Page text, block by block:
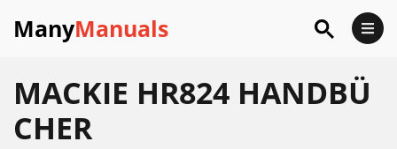
ManyManuals
MACKIE HR824 HANDBÜ
CHER